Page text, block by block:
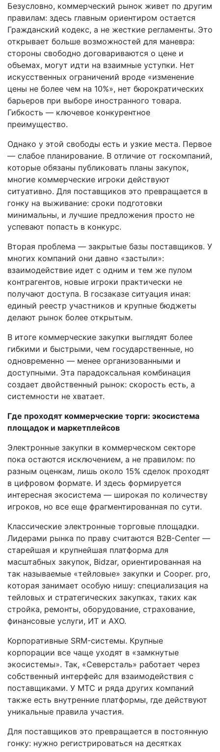
Безусловно, коммерческий рынок живет по другим
правилам: здесь главным ориентиром остается
Гражданский кодекс, а не жесткие регламенты. Это
открывает больше возможностей для маневра:
стороны свободно договариваются о цене и
объемах, могут идти на взаимные уступки. Нет
искусственных ограничений вроде «изменение
цены не более чем на 10%», нет бюрократических
барьеров при выборе иностранного товара.
Гибкость — ключевое конкурентное
преимущество.
Однако у этой свободы есть и узкие места. Первое
— слабое планирование. В отличие от госкомпаний,
которые обязаны публиковать планы закупок,
многие коммерческие игроки действуют
ситуативно. Для поставщиков это превращается в
гонку на выживание: сроки подготовки
минимальны, и лучшие предложения просто не
успевают попасть в конкурс.
Вторая проблема — закрытые базы поставщиков. У
многих компаний они давно «застыли»:
взаимодействие идет с одним и тем же пулом
контрагентов, новые игроки практически не
получают доступа. В госзаказе ситуация иная:
единый реестр участников и крупные бюджеты
делают рынок более открытым.
В итоге коммерческие закупки выглядят более
гибкими и быстрыми, чем государственные, но
одновременно — менее организованными и
доступными. Эта парадоксальная комбинация
создает двойственный рынок: скорость есть, а
системности не хватает.
Где проходят коммерческие торги: экосистема
площадок и маркетплейсов
Электронные закупки в коммерческом секторе
пока остаются исключением, а не правилом: по
разным оценкам, лишь около 15% сделок проходят
в цифровом формате. И здесь формируется
интересная экосистема — широкая по количеству
игроков, но все еще фрагментированная по сути.
Классические электронные торговые площадки.
Лидерами рынка по праву считаются B2B-Center —
старейшая и крупнейшая платформа для
масштабных закупок, Bidzar, ориентированная на
так называемые «тейловые» закупки и Cooper. pro,
которая занимает особую нишу: специализация на
тейловых и стратегических закупках, таких как
стройка, ремонты, оборудование, страхование,
финансовые услуги, ИТ и АХО.
Корпоративные SRM-системы. Крупные
корпорации все чаще уходят в «замкнутые
экосистемы». Так, «Северсталь» работает через
собственный интерфейс для взаимодействия с
поставщиками. У МТС и ряда других компаний
также есть внутренние платформы, где действуют
уникальные правила участия.
Для поставщиков это превращается в постоянную
гонку: нужно регистрироваться на десятках